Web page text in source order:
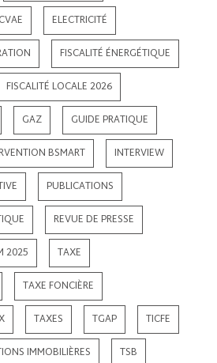
CVAE
ELECTRICITÉ
FISCALITÉ ÉNERGÉTIQUE
FISCALITÉ LOCALE 2026
GAZ
GUIDE PRATIQUE
BSMART
INTERVIEW
PUBLICATIONS
REVUE DE PRESSE
2025
TAXE
TAXE FONCIÈRE
TAXES TGAP
TICFE
IMMOBILIÈRES
TSB